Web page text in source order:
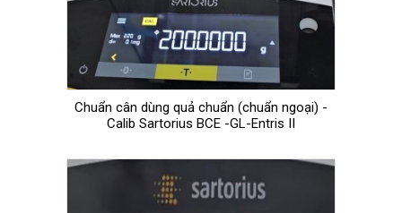
Chuẩn cân dùng quả chuẩn (chuẩn ngoại) -
Calib Sartorius BCE -GL-Entris II